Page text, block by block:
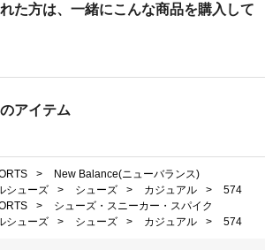
た方は、一緒にこんな商品を購入して
アイテム
>
New Balance(ニューバランス)
シューズ > シューズ > カジュアル >
574
>
シューズ・スニーカー・スパイク
シューズ > シューズ > カジュアル > 574